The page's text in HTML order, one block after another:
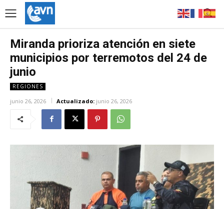
Miranda prioriza atención en siete
municipios por terremotos del 24 de
junio
REGIONES
junio 26, 2026 Actualizado: junio 26, 2026